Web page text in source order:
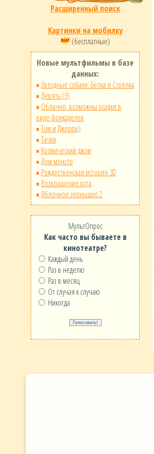
Расширенный поиск
Картинки на мобилку
(бесплатные)
Новые мультфильмы в базе
данных:
Звёздные собаки: Белка и Стрелка
Девять (9)
Облачно, возможны осадки в
виде фрикаделек
Том и Джерри)
Тачки
Космический джэм
Дом монстр
Рождественская история 3D
Возвращение кота
Яблочное зернышко 2
МультОпрос
Как часто вы бываете в
кинотеатре?
Каждый день
Раз в неделю
Раз в месяц
От случая к случаю
Никогда